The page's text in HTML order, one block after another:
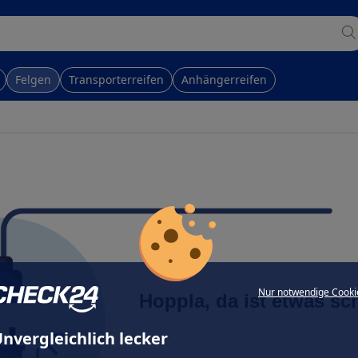
Nur notwendige
lecker
Felgen Transporterreifen Anhängerreifen
Hoppla, da ist etwas